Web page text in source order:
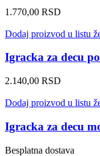
1.770,00 RSD
Dodaj proizvod u listu
Igracka za decu
2.140,00 RSD
Dodaj proizvod u listu
Igracka za decu
Besplatna dostava